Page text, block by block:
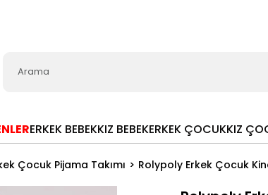
ERKEK BEBEKKIZ BEBEKERKEK ÇOCUKKIZ
Çocuk Pijama Takımı Rolypoly Erkek Çocuk